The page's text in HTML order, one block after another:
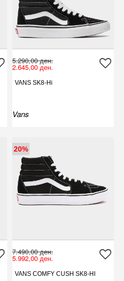
5.290,00 ден.
2.645,00 ден.
VANS SK8-Hi
Vans
20%
7.490,00 ден.
5.992,00 ден.
VANS COMFY CUSH SK8-HI